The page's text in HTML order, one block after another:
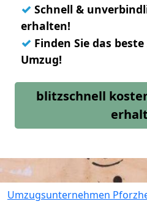
✓ Schnell &
erhalten!
✓ Finden Sie das
Umzug!
blitzschnell
Umzugsunternehmen